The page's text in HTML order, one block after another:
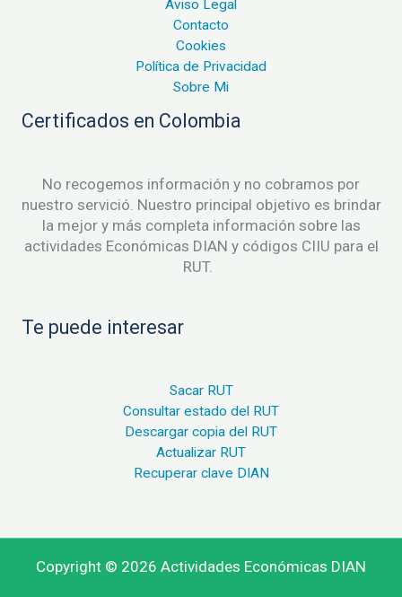
Aviso Legal
Contacto
Cookies
Política de Privacidad
Sobre Mi
Certificados en Colombia
No recogemos información y no cobramos por
nuestro servició. Nuestro principal objetivo es brindar
la mejor y más completa información sobre las
actividades Económicas DIAN y códigos CIIU para el
RUT.
Te puede interesar
Sacar RUT
Consultar estado del RUT
Descargar copia del RUT
Actualizar RUT
Recuperar clave DIAN
Copyright © 2026 Actividades Económicas DIAN